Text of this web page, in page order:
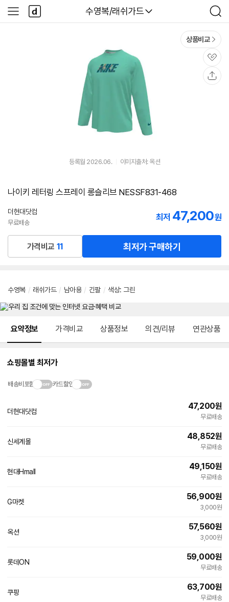
다나와
수영복/래쉬가드
검
색
사
이
다
나
와
상품비교
관
심
등록월 2026.06. 이미지출처: 옥션
나이키 레터링 스프레이 롱슬리브 NESSF831-468
더현대닷컴
무료배송
최저 47,200원
가격비교 11 최저가 구매하기
수영복 / 래쉬가드 / 남아용 / 긴팔 / 색상: 그린
요약정보 가격비교 상품정보 의견/리뷰 연관상품
쇼핑몰별 최저가
배송비포함 카드할인
더현대닷컴
47,200원
무료배송
신세계몰
48,852원
무료배송
현대Hmall
49,150원
무료배송
G마켓
56,900원
3,000원
옥션
57,560원
3,000원
롯데ON
59,000원
무료배송
쿠팡
63,700원
무료배송